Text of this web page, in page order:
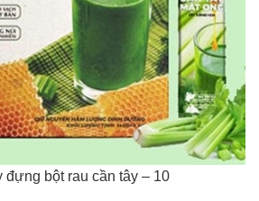
đựng bột rau cần tây – 10